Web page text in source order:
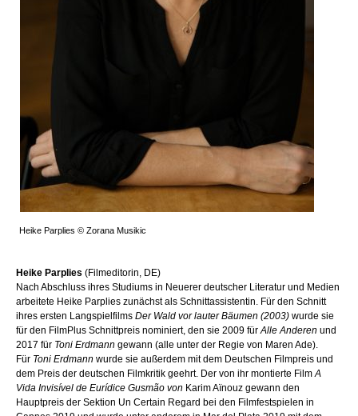
Heike Parplies © Zorana Musikic
Heike Parplies (Filmeditorin, DE)
Nach Abschluss ihres Studiums in Neuerer deutscher Literatur und Medien
arbeitete Heike Parplies zunächst als Schnittassistentin. Für den Schnitt
ihres ersten Langspielfilms Der Wald vor lauter Bäumen (2003) wurde sie
für den FilmPlus Schnittpreis nominiert, den sie 2009 fürAlle Anderen und
2017 für Toni Erdmann gewann (alle unter der Regie von Maren Ade).
Für Toni Erdmann wurde sie außerdem mit dem Deutschen Filmpreis und
dem Preis der deutschen Filmkritik geehrt. Der von ihr montierte FilmA
Vida Invisível de Eurídice Gusmão von Karim Aïnouz gewann den
Hauptpreis der Sektion Un Certain Regard bei den Filmfestspielen in